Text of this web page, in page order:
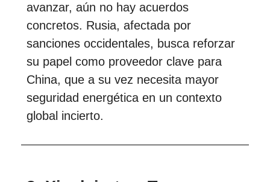
avanzar, aún no hay acuerdos
concretos. Rusia, afectada por
sanciones occidentales, busca reforzar
su papel como proveedor clave para
China, que a su vez necesita mayor
seguridad energética en un contexto
global incierto.